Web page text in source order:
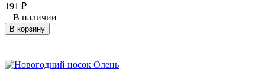
191 ₽
В наличии
В корзину